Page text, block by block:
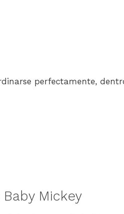
perfectamente,
Mickey